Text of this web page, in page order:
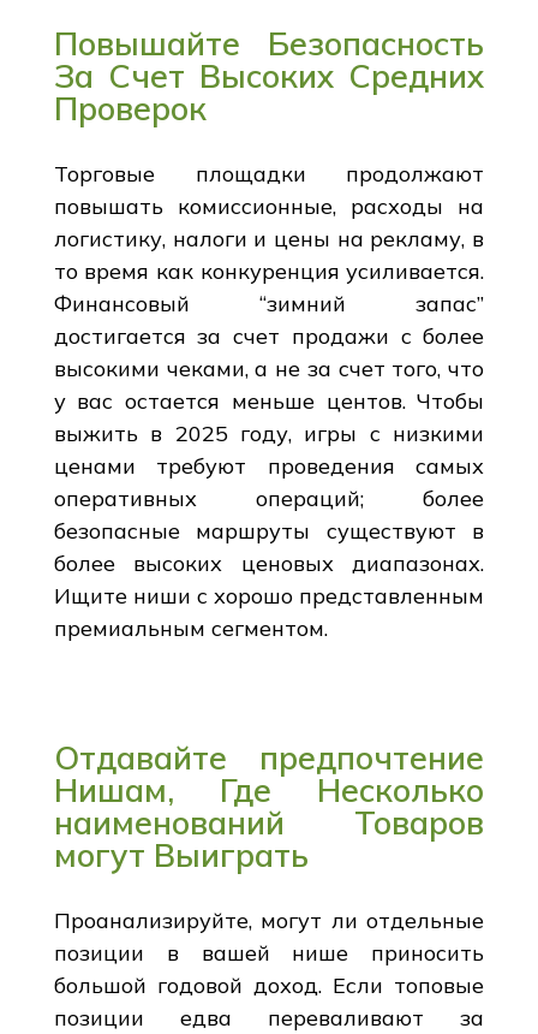
Повышайте Безопасность
За Счет Высоких Средних
Проверок
Торговые площадки продолжают
повышать комиссионные, расходы на
логистику, налоги и цены на рекламу, в
то время как конкуренция усиливается.
Финансовый “зимний запас”
достигается за счет продажи с более
высокими чеками, а не за счет того, что
у вас остается меньше центов. Чтобы
выжить в 2025 году, игры с низкими
ценами требуют проведения самых
оперативных операций; более
безопасные маршруты существуют в
более высоких ценовых диапазонах.
Ищите ниши с хорошо представленным
премиальным сегментом.
Отдавайте предпочтение
Нишам, Где Несколько
наименований Товаров
могут Выиграть
Проанализируйте, могут ли отдельные
позиции в вашей нише приносить
большой годовой доход. Если топовые
позиции едва переваливают за